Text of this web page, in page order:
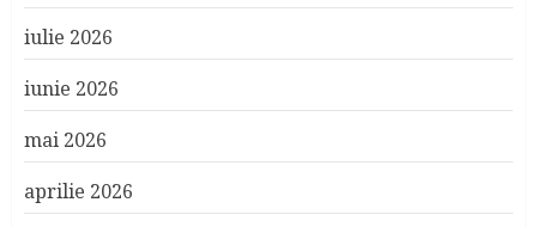
iulie 2026
iunie 2026
mai 2026
aprilie 2026